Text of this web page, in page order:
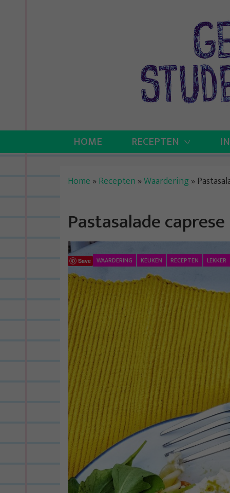
HOME RECEPTEN
Home » Recepten »Waardering»
Pastasalade caprese
Save WAARDERING KEUKEN RECEPTEN LEKKER